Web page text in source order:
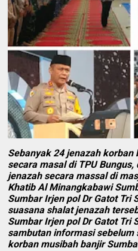
Sebanyak 24 jenazah
secara masal di TPU
jenazah secara massal di
Khatib Al Minangkabawi
Sumbar Irjen pol Dr Gatot Tri
suasana shalat jenazah
Sumbar Irjen pol Dr Gatot Tri
sambutan informasi
korban musibah banjir